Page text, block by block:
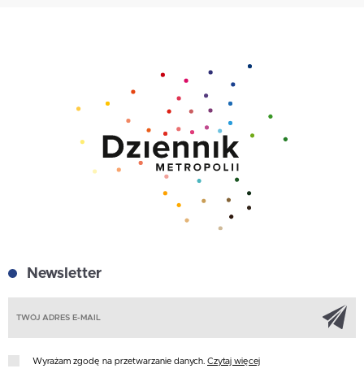
Newsletter
Wyrażam zgodę na przetwarzanie danych. Czytaj więcej